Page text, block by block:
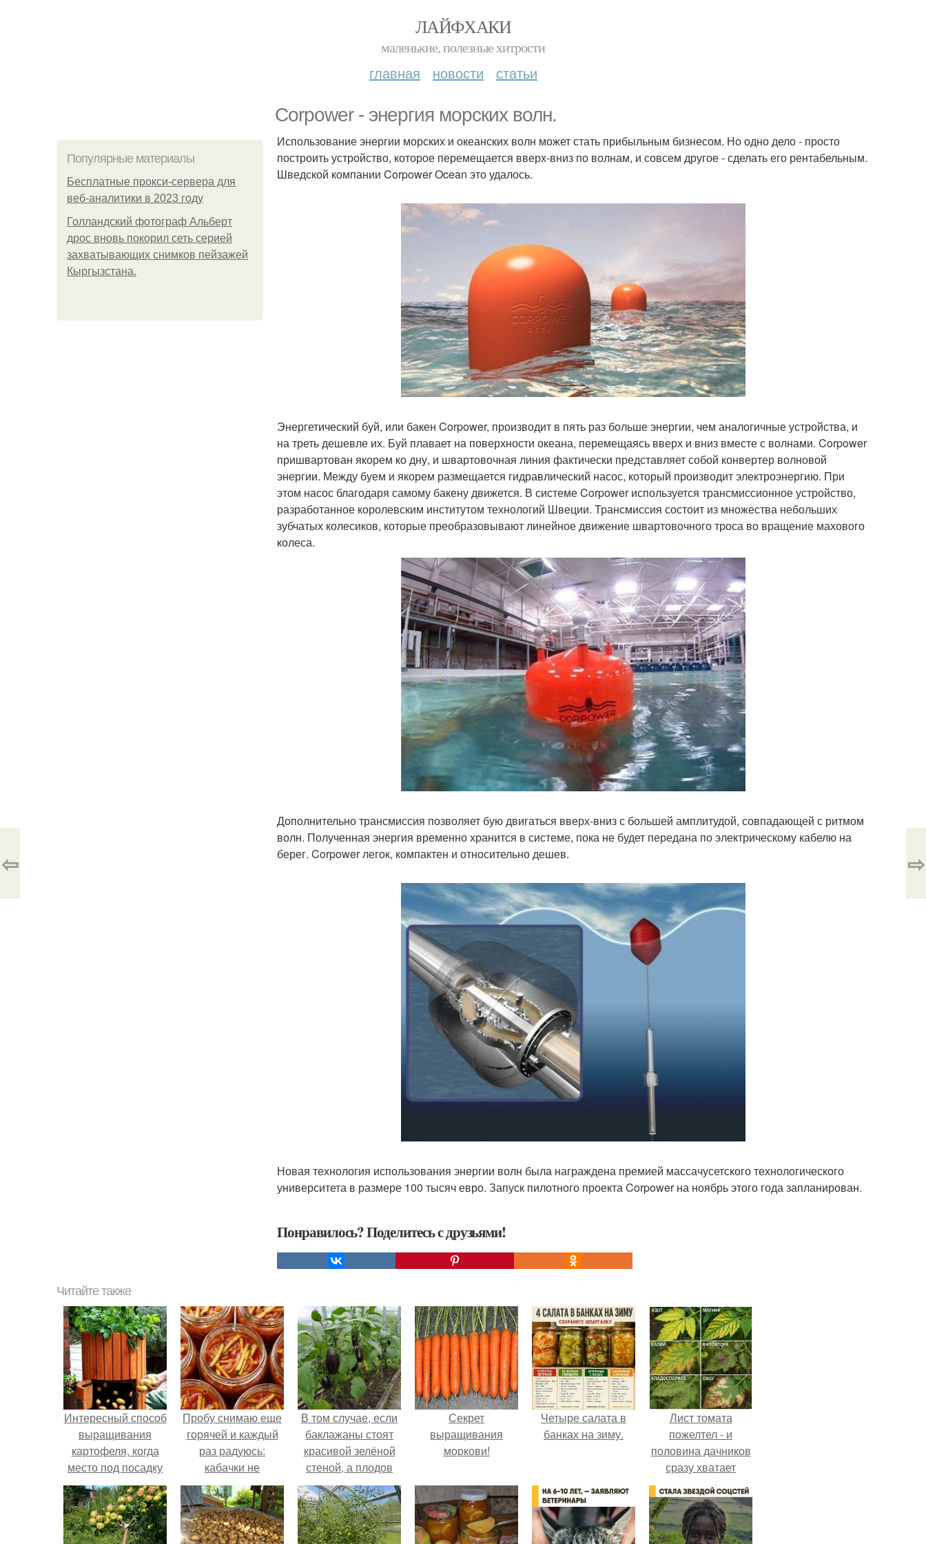
ЛАЙФХАКИ
маленькие, полезные хитрости
главная новости статьи
Corpower - энергия морских волн.
Популярные материалы
Бесплатные прокси-сервера для
веб-аналитики в 2023 году
Голландский фотограф Альберт
дрос вновь покорил сеть серией
захватывающих снимков пейзажей
Кыргызстана.
Использование энергии морских и океанских волн может стать прибыльным бизнесом. Но одно дело - просто
построить устройство, которое перемещается вверх-вниз по волнам, и совсем другое - сделать его рентабельным.
Шведской компании Corpower Ocean это удалось.
Энергетический буй, или бакен Corpower, производит в пять раз больше энергии, чем аналогичные устройства, и
на треть дешевле их. Буй плавает на поверхности океана, перемещаясь вверх и вниз вместе с волнами. Corpower
пришвартован якорем ко дну, и швартовочная линия фактически представляет собой конвертер волновой
энергии. Между буем и якорем размещается гидравлический насос, который производит электроэнергию. При
этом насос благодаря самому бакену движется. В системе Corpower используется трансмиссионное устройство,
разработанное королевским институтом технологий Швеции. Трансмиссия состоит из множества небольших
зубчатых колесиков, которые преобразовывают линейное движение швартовочного троса во вращение махового
колеса.
Дополнительно трансмиссия позволяет бую двигаться вверх-вниз с большей амплитудой, совпадающей с ритмом
волн. Полученная энергия временно хранится в системе, пока не будет передана по электрическому кабелю на
берег. Corpower легок, компактен и относительно дешев.
Новая технология использования энергии волн была награждена премией массачусетского технологического
университета в размере 100 тысяч евро. Запуск пилотного проекта Corpower на ноябрь этого года запланирован.
Понравилось? Поделитесь с друзьями!
⇦ ⇨
Читайте также
Интересный способ
выращивания
картофеля, когда
место под посадку
ограничено.
Пробу снимаю еще
горячей и каждый
раз радуюсь:
кабачки не
развариваются, а
соус получается
густым и
пикантным.
В том случае, если
баклажаны стоят
красивой зелёной
стеной, а плодов
почти не видно -
радоваться тут
нечему.
Секрет
выращивания
моркови!
Четыре салата в
банках на зиму.
Лист томата
пожелтел - и
половина дачников
сразу хватает
удобрение.